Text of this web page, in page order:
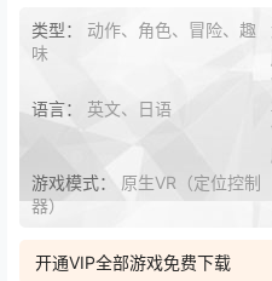
类型： 动作、角色、冒险、趣
味
语言： 英文、日语
游戏模式： 原生VR（定位控制
器）
开通VIP全部游戏免费下载